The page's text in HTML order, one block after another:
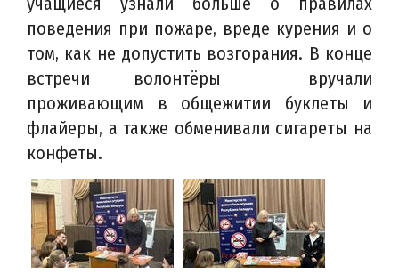
поведения при пожаре, вреде курения и о
том, как не допустить возгорания. В конце
встречи волонтёры вручали
проживающим в общежитии буклеты и
флайеры, а также обменивали сигареты на
конфеты.